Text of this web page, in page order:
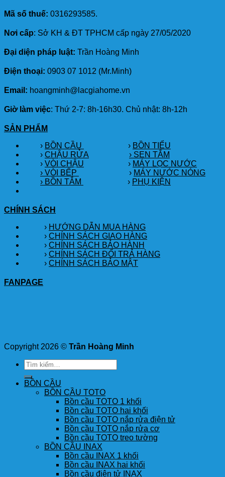
Mã số thuế: 0316293585.
Nơi cấp: Sở KH & ĐT TPHCM cấp ngày 27/05/2020
Đại diện pháp luật: Trần Hoàng Minh
Điện thoại: 0903 07 1012 (Mr.Minh)
Email: hoangminh@lacgiahome.vn
Giờ làm việc: Thứ 2-7: 8h-16h30. Chủ nhật: 8h-12h
SẢN PHẨM
› BỒN CẦU › BỒN TIỂU
› CHẬU RỬA
› SEN TẮM
› VÒI CHẬU › MÁY LỌC NƯỚC
› VÒI BẾP
› MÁY NƯỚC NÓNG
› BỒN TẮM
› PHỤ KIỆN
CHÍNH SÁCH
› HƯỚNG DẪN MUA HÀNG
› CHÍNH SÁCH GIAO HÀNG
› CHÍNH SÁCH BẢO HÀNH
› CHÍNH SÁCH ĐỔI TRẢ HÀNG
› CHÍNH SÁCH BẢO MẬT
FANPAGE
Copyright 2026 © Trần Hoàng Minh
Tìm
kiếm:
BỒN CẦU
BỒN CẦU TOTO
Bồn cầu TOTO 1 khối
Bồn cầu TOTO hai khối
Bồn cầu TOTO nắp rửa điện tử
Bồn cầu TOTO nắp rửa cơ
Bồn cầu TOTO treo tường
BỒN CẦU INAX
Bồn cầu INAX 1 khối
Bồn cầu INAX hai khối
Bồn cầu điện tử INAX